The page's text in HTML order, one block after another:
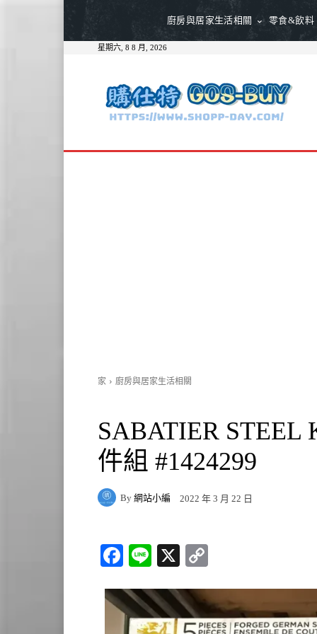
廚房與居家生活相關 零食&飲料
星期六, 8 8 月, 2026
家 廚房與居家生活相關
SABATIER STEEL
件組 #1424299
By 網站小編 2022 年 3 月 22 日
Fa
bo
ok
Li
X
y
Li